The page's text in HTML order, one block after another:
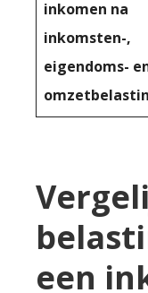
inkomen na
inkomsten-,
eigendoms-
een